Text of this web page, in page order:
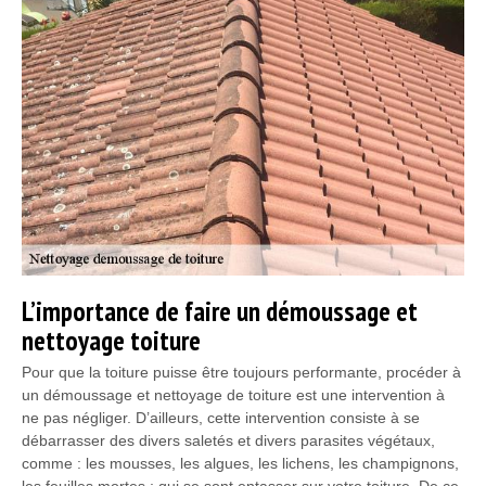
L’importance de faire un démoussage et
nettoyage toiture
Pour que la toiture puisse être toujours performante, procéder à
un démoussage et nettoyage de toiture est une intervention à
ne pas négliger. D’ailleurs, cette intervention consiste à se
débarrasser des divers saletés et divers parasites végétaux,
comme : les mousses, les algues, les lichens, les champignons,